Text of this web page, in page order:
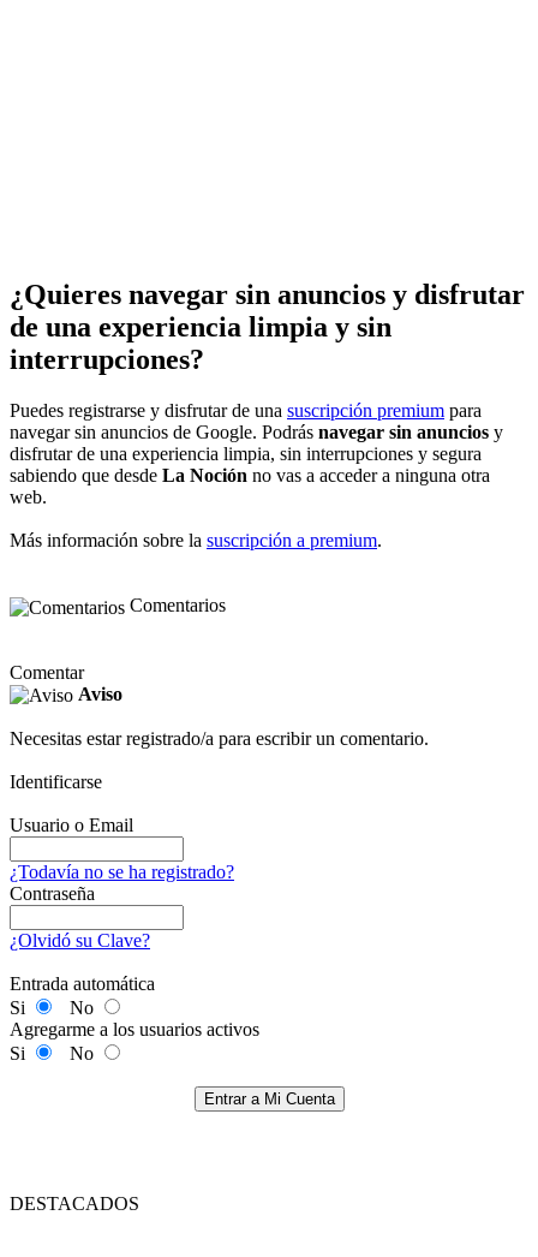
¿Quieres navegar sin anuncios y disfrutar
de una experiencia limpia y sin
interrupciones?
Puedes registrarse y disfrutar de una suscripción premium para
navegar sin anuncios de Google. Podrás navegar sin anuncios y
disfrutar de una experiencia limpia, sin interrupciones y segura
sabiendo que desde La Noción no vas a acceder a ninguna otra
web.
Más información sobre la suscripción a premium.
Comentarios
Comentar
Aviso
Necesitas estar registrado/a para escribir un comentario.
Identificarse
Usuario o Email
¿Todavía no se ha registrado?
Contraseña
¿Olvidó su Clave?
Entrada automática
Si
No
Agregarme a los usuarios activos
Si
No
Entrar a Mi Cuenta
DESTACADOS